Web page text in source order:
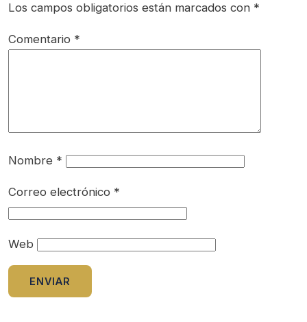
Los campos obligatorios están marcados con *
Comentario *
Nombre *
Correo electrónico *
Web